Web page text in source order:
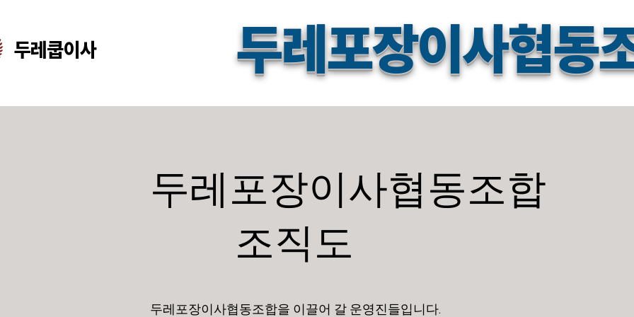
두레쿱이사 두레포장이사협동
두레포장이사협동조합
조직도
두레포장이사협동조합을 이끌어 갈 운영진들입니다.